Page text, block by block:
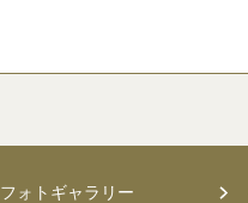
フォトギャラリー